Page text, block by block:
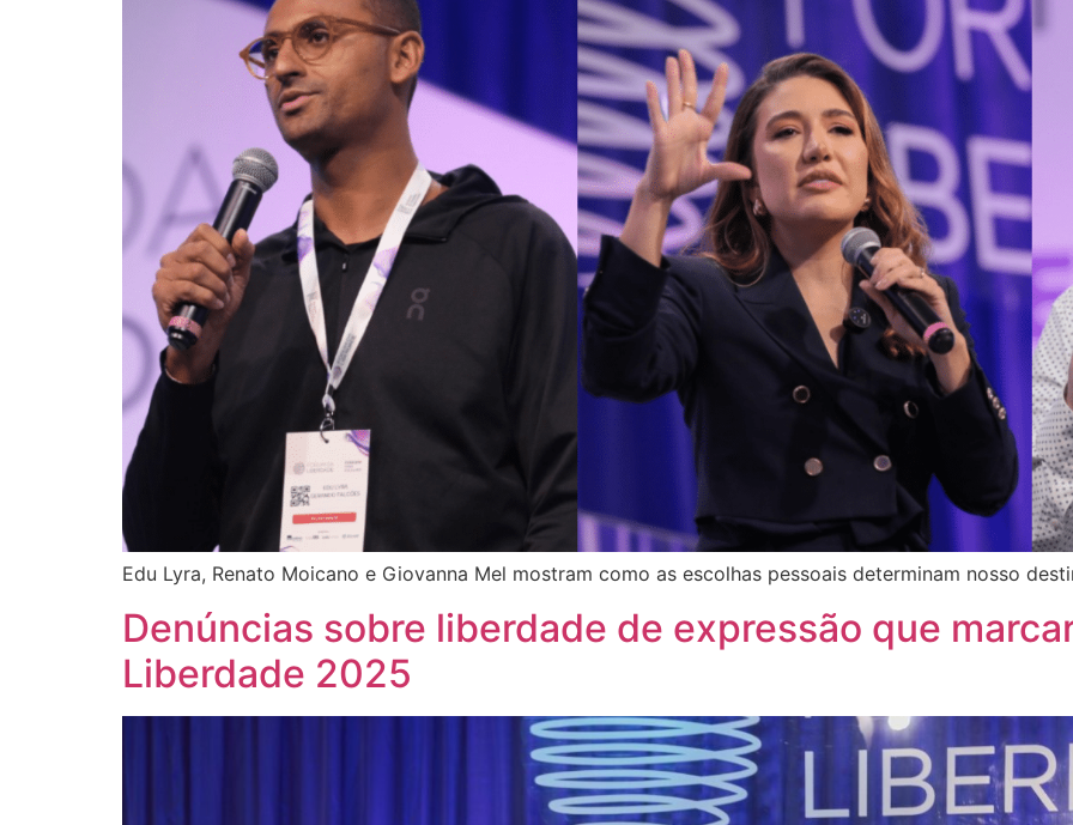
Edu Lyra, Renato Moicano e Giovanna Mel mostram como as escolhas pessoais determinam nosso
Denúncias sobre liberdade de expressão que
Liberdade 2025